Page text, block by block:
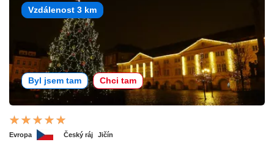
Vzdálenost 3 km
Byl jsem tam Chci tam
Evropa Český ráj Jičín